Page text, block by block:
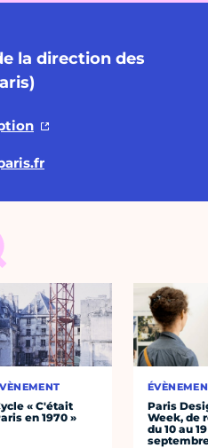
la direction des
« C'était
en 1970 »
Paris
Week, de
du 10 au 19